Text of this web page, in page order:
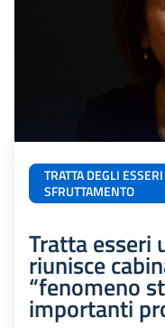
TRATTA DEGLI
SFRUTTAMENTO
Tratta esseri
riunisce
“fenomeno
importanti